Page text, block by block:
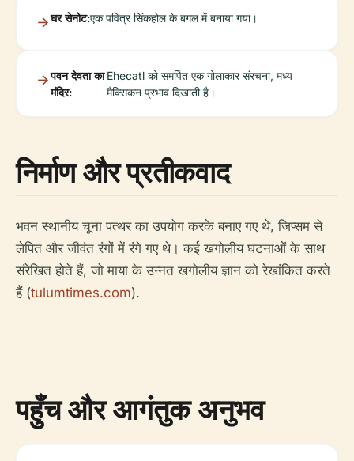
घर सेनोट:एक पवित्र सिंकहोल के बगल में बनाया गया।
पवन देवता का
मंदिर:
Ehecatl को समर्पित एक गोलाकार संरचना, मध्य
मैक्सिकन प्रभाव दिखाती है।
निर्माण और प्रतीकवाद
भवन स्थानीय चूना पत्थर का उपयोग करके बनाए गए थे, जिप्सम से
लेपित और जीवंत रंगों में रंगे गए थे। कई खगोलीय घटनाओं के साथ
संरेखित होते हैं, जो माया के उन्नत खगोलीय ज्ञान को रेखांकित करते
हैं (tulumtimes.com).
पहुँच और आगंतुक अनुभव